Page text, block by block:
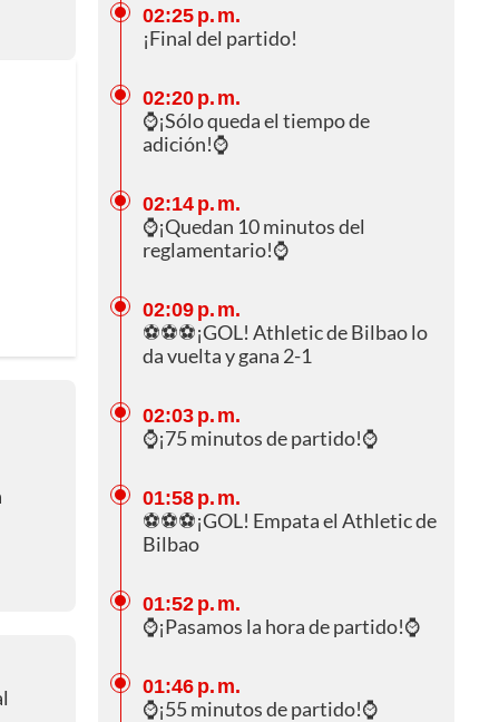
02:25 p. m.
¡Final del partido!
02:20 p. m.
⌚¡Sólo queda el tiempo de
adición!⌚
02:14 p. m.
⌚¡Quedan 10 minutos del
reglamentario!⌚
02:09 p. m.
⚽⚽⚽¡GOL! Athletic de Bilbao lo
da vuelta y gana 2-1
02:03 p. m.
⌚¡75 minutos de partido!⌚
01:58 p. m.
⚽⚽⚽¡GOL! Empata el Athletic de
Bilbao
01:52 p. m.
⌚¡Pasamos la hora de partido!⌚
01:46 p. m.
⌚¡55 minutos de partido!⌚